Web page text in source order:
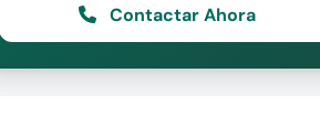
Contactar Ahora